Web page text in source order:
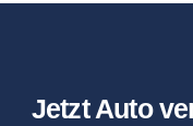
Jetzt Auto